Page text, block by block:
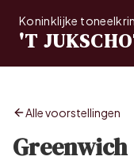
Koninklijke
'T
Alle voorstellingen
Greenwich